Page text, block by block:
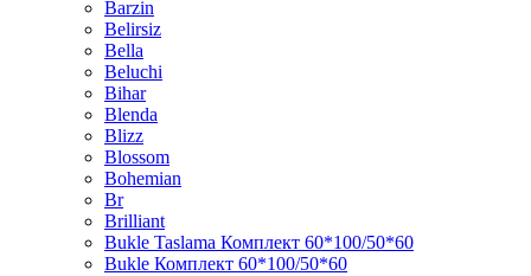
Barzin
Belirsiz
Bella
Beluchi
Bihar
Blenda
Blizz
Blossom
Bohemian
Br
Brilliant
Bukle Taslama Комплект 60*100/50*60
Bukle Комплект 60*100/50*60